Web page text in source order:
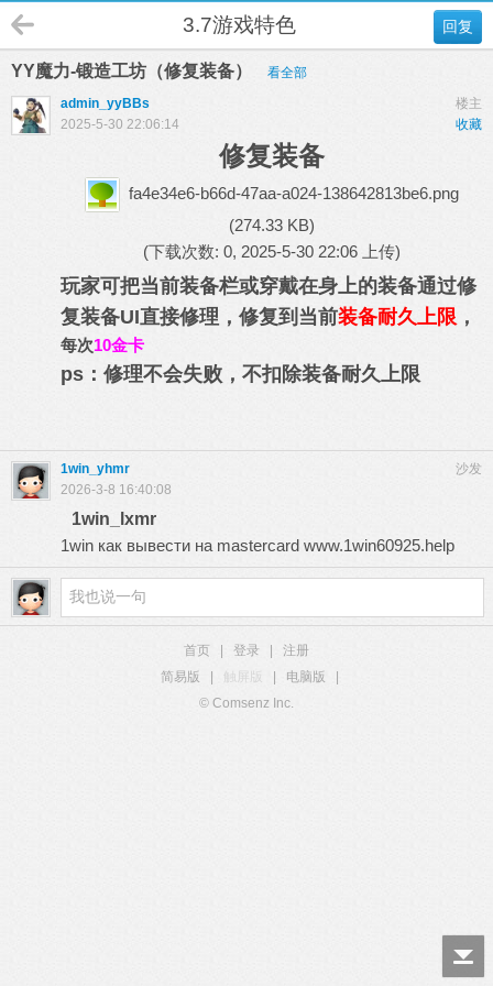
回复
3.7游戏特色
YY魔力-锻造工坊（修复装备）
看全部
楼主
admin_yyBBs
收藏
2025-5-30 22:06:14
修复装备
fa4e34e6-b66d-47aa-a024-138642813be6.png
(274.33 KB)
(下载次数: 0, 2025-5-30 22:06 上传)
玩家可把当前装备栏或穿戴在身上的装备通过修
复装备UI直接修理，修复到当前装备耐久上限 ，
每次10金卡
ps：修理不会失败，不扣除装备耐久上限
沙发
1win_yhmr
2026-3-8 16:40:08
1win_lxmr
1win как вывести на mastercard www.1win60925.help
首页 登录
注册
简易版
触屏版 电脑版
© Comsenz Inc.